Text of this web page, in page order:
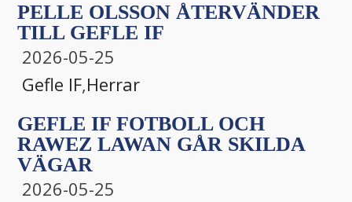
PELLE OLSSON ÅTERVÄNDER
TILL GEFLE IF
2026-05-25
Gefle IF,Herrar
GEFLE IF FOTBOLL OCH
RAWEZ LAWAN GÅR SKILDA
VÄGAR
2026-05-25